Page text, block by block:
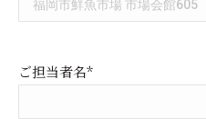
ご担当者名*